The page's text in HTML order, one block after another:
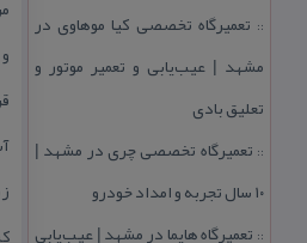
:: تعمیرگاه تخصصی كیا موهاوی در
مشهد | عیب‌یابی و تعمیر موتور و
تعلیق بادی
:: تعمیرگاه تخصصی چری در مشهد |
۱۰ سال تجربه و امداد خودرو
:: تعمیرگاه هایما در مشهد | عیب‌یابی